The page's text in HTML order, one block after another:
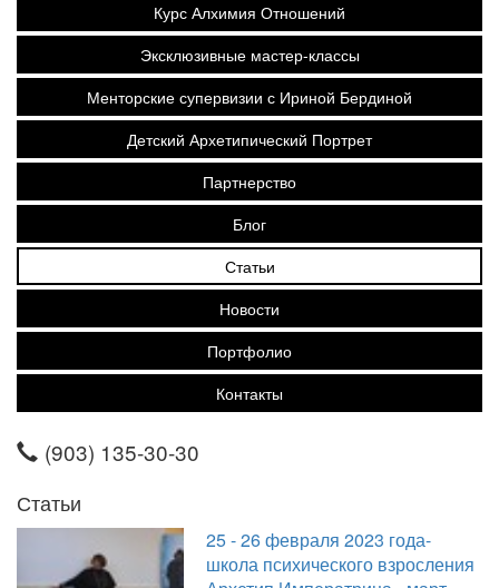
Курс Алхимия Отношений
Эксклюзивные мастер-классы
Менторские супервизии с Ириной Бердиной
Детский Архетипический Портрет
Партнерство
Блог
Статьи
Новости
Портфолио
Контакты
(903) 135-30-30
Статьи
25 - 26 февраля 2023 года-
школа психического взросления